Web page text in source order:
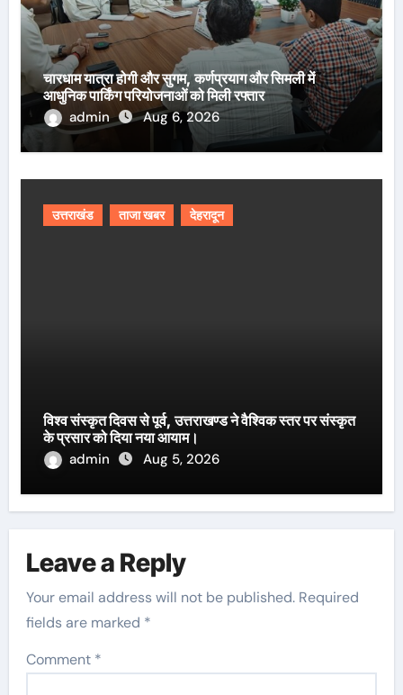
चारधाम यात्रा होगी और सुगम, कर्णप्रयाग और सिमली में
आधुनिक पार्किंग परियोजनाओं को मिली रफ्तार
admin
Aug 6, 2026
उत्तराखंड ताजा खबर देहरादून
विश्व संस्कृत दिवस से पूर्व, उत्तराखण्ड ने वैश्विक स्तर पर संस्कृत
के प्रसार को दिया नया आयाम।
admin
Aug 5, 2026
Leave a Reply
Your email address will not be published. Required
fields are marked *
Comment *